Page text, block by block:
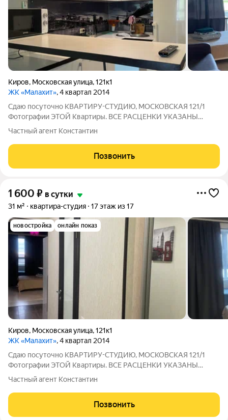
Киров, Московская улица,121к1
ЖК «Малахит», 4 квартал 2014
Сдаю посуточно КВАРТИРУ-СТУДИЮ, МОСКОВСКАЯ 121/1
Фотографии ЭТОЙ Квартиры. ВСЕ РАСЦЕНКИ УКАЗАНЫ
НИЖЕ ВСЕГДА ИДЕАЛЬНО ЧИСТО! Дизайнерский ремонт.
Стиральная машина, ВОДОНАГРЕВАТЕЛЬ и тд...
Частный агент Константин
Позвонить
1 600 ₽ в сутки
31 м² квартира-студия 17 этаж из 17
новостройка онлайн показ
Киров, Московская улица,121к1
ЖК «Малахит», 4 квартал 2014
Сдаю посуточно КВАРТИРУ-СТУДИЮ, МОСКОВСКАЯ 121/1
Фотографии ЭТОЙ Квартиры. ВСЕ РАСЦЕНКИ УКАЗАНЫ
НИЖЕ ВСЕГДА ИДЕАЛЬНО ЧИСТО! Дизайнерский ремонт.
Стиральная машина, ВОДОНАГРЕВАТЕЛЬ и тд...
Частный агент Константин
Позвонить